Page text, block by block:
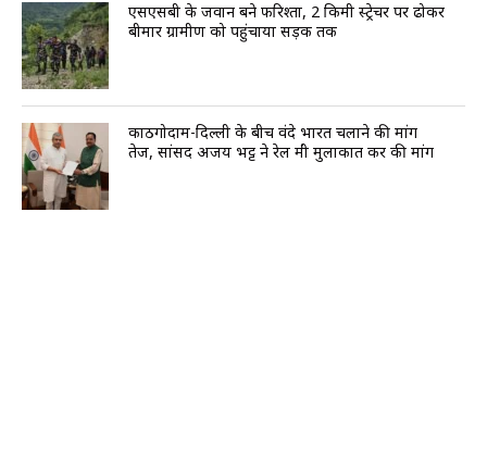
एसएसबी के जवान बने फरिश्ता, 2 किमी स्ट्रेचर पर ढोकर
बीमार ग्रामीण को पहुंचाया सड़क तक
काठगोदाम-दिल्ली के बीच वंदे भारत चलाने की मांग
तेज, सांसद अजय भट्ट ने रेल मंत्री मुलाकात कर की मांग